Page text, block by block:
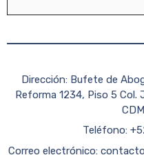
Dirección: Bufete de
Reforma 1234, Piso 5 Col.
Teléfono:
Correo electrónico: